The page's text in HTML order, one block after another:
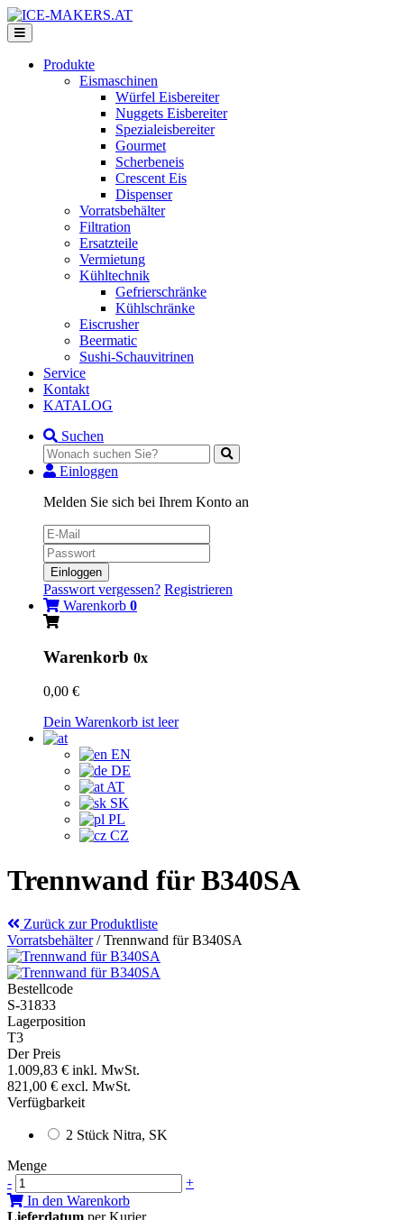
Produkte
Eismaschinen
Würfel Eisbereiter
Nuggets Eisbereiter
Spezialeisbereiter
Gourmet
Scherbeneis
Crescent Eis
Dispenser
Vorratsbehälter
Filtration
Ersatzteile
Vermietung
Kühltechnik
Gefrierschränke
Kühlschränke
Eiscrusher
Beermatic
Sushi-Schauvitrinen
Service
Kontakt
KATALOG
Suchen
Einloggen
Melden Sie sich bei Ihrem Konto an
Einloggen
Passwort vergessen? Registrieren
Warenkorb 0
Warenkorb 0x
0,00 €
Dein Warenkorb ist leer
EN
DE
AT
SK
PL
CZ
Trennwand für B340SA
Zurück zur Produktliste
Vorratsbehälter/Trennwand für B340SA
Bestellcode
S-31833
Lagerposition
T3
Der Preis
1.009,83 € inkl. MwSt.
821,00 € excl. MwSt.
Verfügbarkeit
2 Stück Nitra, SK
Menge
-
+
In den Warenkorb